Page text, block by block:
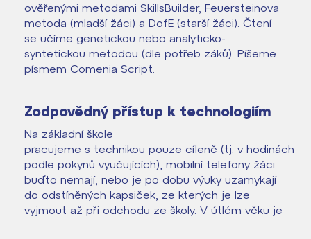
ověřenými metodami SkillsBuilder, Feuersteinova
metoda (mladší žáci) a DofE (starší žáci). Čtení
se učíme genetickou nebo analyticko-
syntetickou metodou (dle potřeb záků). Píšeme
písmem Comenia Script.
Zodpovědný přístup k technologiím
Na základní škole
pracujeme s technikou pouze cíleně (tj. v hodinách
podle pokynů vyučujících), mobilní telefony žáci
buďto nemají, nebo je po dobu výuky uzamykají
do odstíněných kapsiček, ze kterých je lze
vyjmout až při odchodu ze školy. V útlém věku je